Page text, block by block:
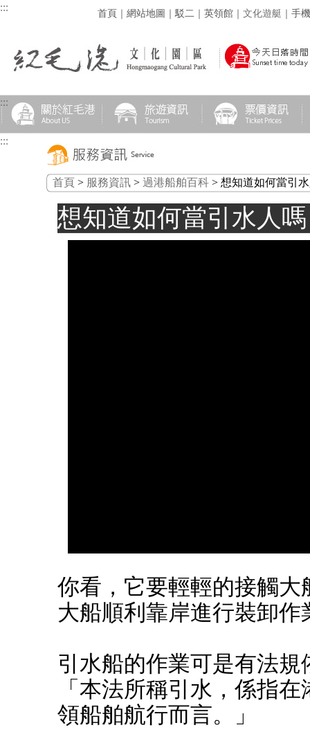
::: 首頁 ｜ 網站地圖 ｜ 駁二 ｜ 英領館 ｜ 文化遊艇 ｜ 手
:::
:::
首頁 > 服務資訊 > 過港船舶百科 > 想知道如何當引
想知道如何當引水人
你看，它要輕輕的接觸
大船順利靠岸進行裝卸
引水船的作業可是有法
「本法所稱引水，係指
領船舶航行而言。」